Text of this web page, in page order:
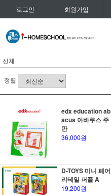
로그인 회원가입
신체
정렬
edx education ab
acus 아바쿠스 주
판
36,000원
D-TOYS 미니 페어
리테일 퍼즐 A
19,200원